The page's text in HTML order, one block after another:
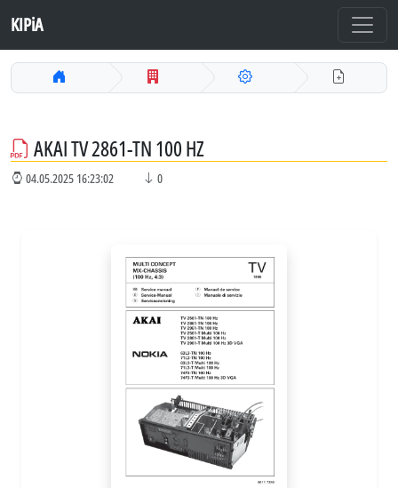
KIPiA
AKAI TV 2861-TN 100 HZ
04.05.2025 16:23:02 0